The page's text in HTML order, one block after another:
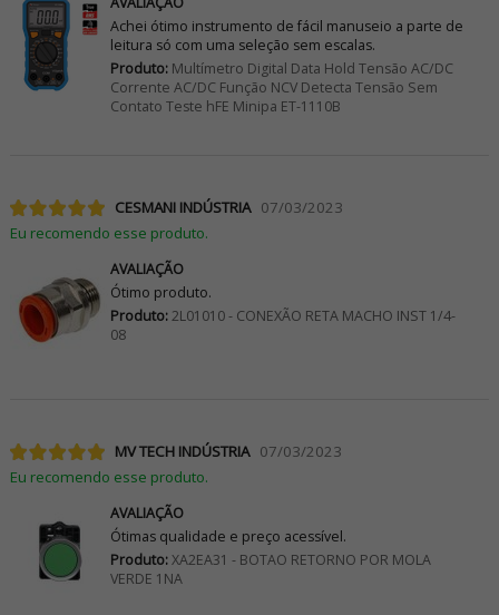
Achei ótimo instrumento de fácil manuseio a parte de
leitura só com uma seleção sem escalas.
Produto:Multímetro Digital Data Hold Tensão AC/DC
Corrente AC/DC Função NCV Detecta Tensão Sem
Contato Teste hFE Minipa ET-1110B
CESMANI INDÚSTRIA 07/03/2023
Eu recomendo esse produto.
AVALIAÇÃO
Ótimo produto.
Produto:2L01010 - CONEXÃO RETA MACHO INST 1/4-
08
MV TECH INDÚSTRIA 07/03/2023
Eu recomendo esse produto.
AVALIAÇÃO
Ótimas qualidade e preço acessível.
Produto:XA2EA31 - BOTAO RETORNO POR MOLA
VERDE 1NA